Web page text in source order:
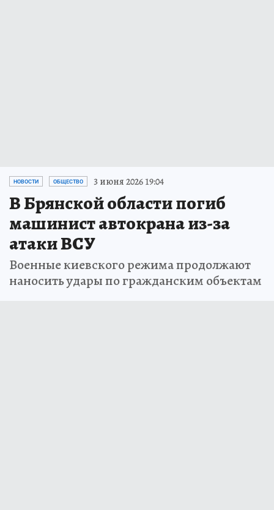
НОВОСТИ ОБЩЕСТВО 3 июня 2026 19:04
В Брянской области погиб
машинист автокрана из-за
атаки ВСУ
Военные киевского режима продолжают
наносить удары по гражданским объектам